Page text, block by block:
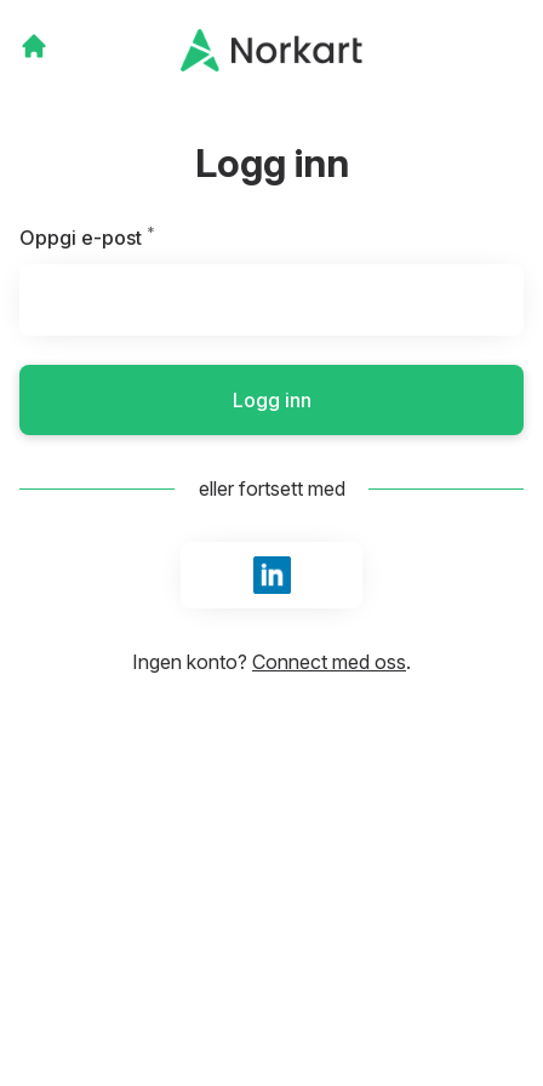
Logg inn
Oppgi e-post *
Logg inn
eller fortsett med
Logg inn med LinkedIn
Ingen konto? Connect med oss.